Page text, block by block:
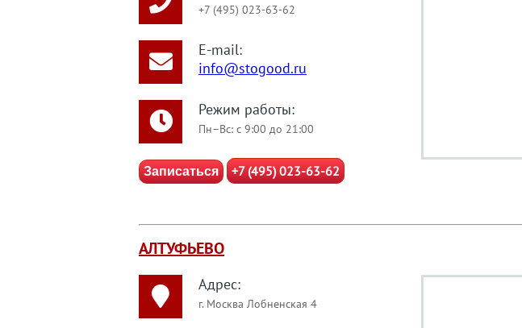
+7 (495) 023-63-62
E-mail:
info@stogood.ru
Режим работы:
Пн–Вс: с 9:00 до 21:00
Записаться +7 (495) 023-63-62
АЛТУФЬЕВО
Адрес:
г. Москва Лобненская 4